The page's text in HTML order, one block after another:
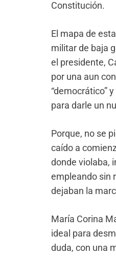
Constitución.
El mapa de
militar de baja
el presidente,
por una aun
“democrático”
para darle un
Porque, no se
caído a
donde violaba,
empleando sin
dejaban la
María Corina
ideal para
duda, con una